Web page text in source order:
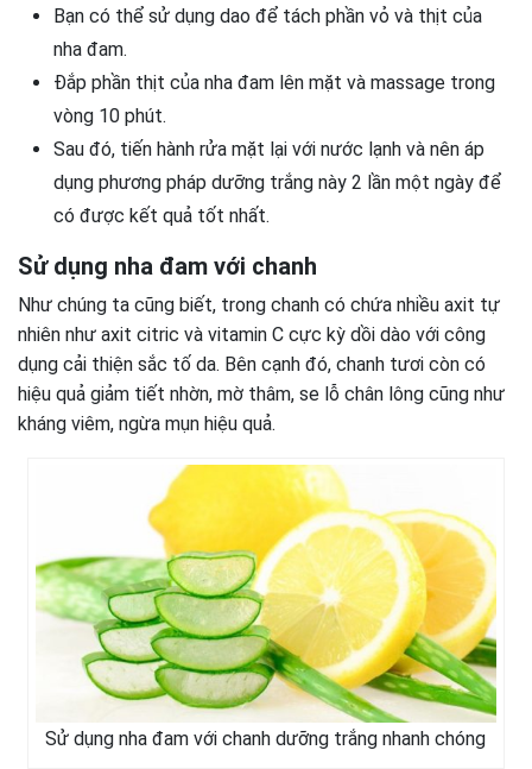
Bạn có thể sử dụng dao để tách phần vỏ và thịt của
nha đam.
Đắp phần thịt của nha đam lên mặt và massage trong
vòng 10 phút.
Sau đó, tiến hành rửa mặt lại với nước lạnh và nên áp
dụng phương pháp dưỡng trắng này 2 lần một ngày để
có được kết quả tốt nhất.
Sử dụng nha đam với chanh
Như chúng ta cũng biết, trong chanh có chứa nhiều axit tự
nhiên như axit citric và vitamin C cực kỳ dồi dào với công
dụng cải thiện sắc tố da. Bên cạnh đó, chanh tươi còn có
hiệu quả giảm tiết nhờn, mờ thâm, se lỗ chân lông cũng như
kháng viêm, ngừa mụn hiệu quả.
Sử dụng nha đam với chanh dưỡng trắng nhanh chóng